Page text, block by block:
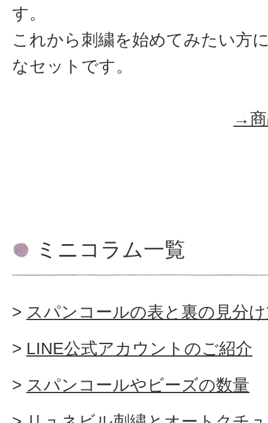
す。
これから刺繍を始めてみたい方
なセットです。
→商
ミニコラム一覧
スパンコールの表と裏の見分
LINE公式アカウントのご紹介
スパンコールやビーズの数量